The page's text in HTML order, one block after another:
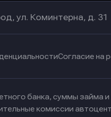
ул. Коминтерна, д. 31
Согласие на
банка, суммы
комиссии